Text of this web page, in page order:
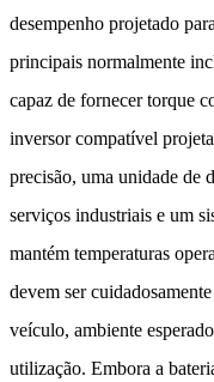
desempenho projetado
principais normalmente
capaz de fornecer torque
inversor compatível
precisão, uma unidade de
serviços industriais e um
mantém temperaturas
devem ser
veículo, ambiente
utilização. Embora a